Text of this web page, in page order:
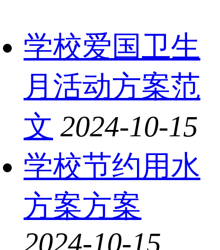
学校爱国卫生
月活动方案范
文 2024-10-15
学校节约用水
方案方案
2024-10-15